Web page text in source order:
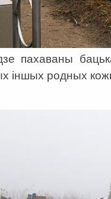
пахаваны
іншых родных